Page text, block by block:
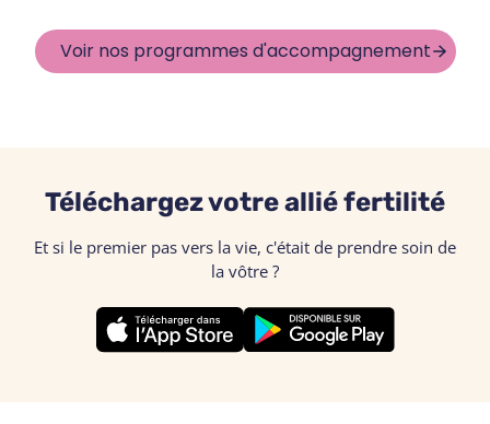
Voir nos programmes d'accompagnement
Téléchargez votre allié fertilité
Et si le premier pas vers la vie, c'était de prendre soin de
la vôtre ?